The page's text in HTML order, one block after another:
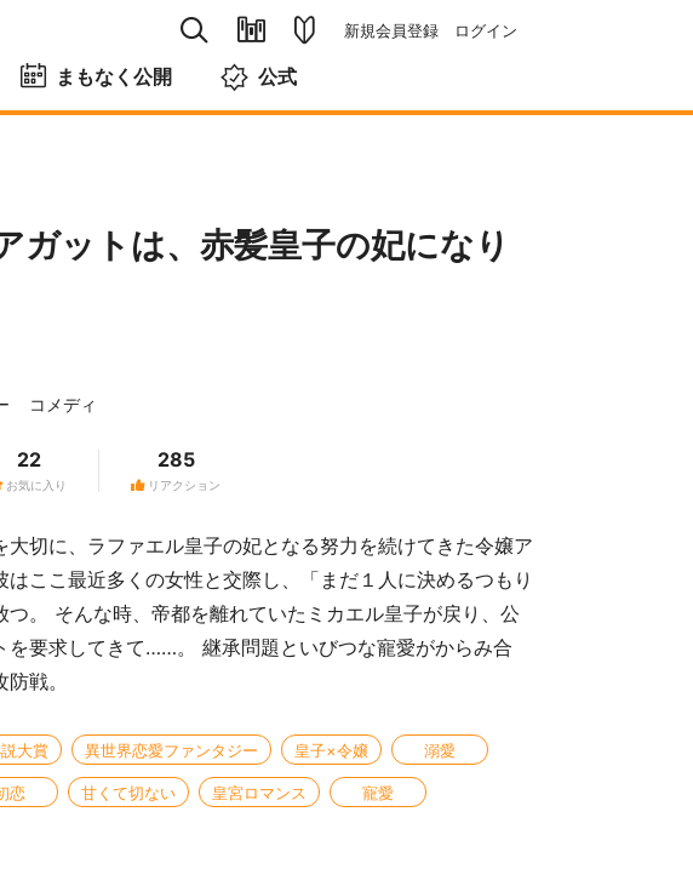
新規会員登録 ログイン
まもなく公開 公式
ガットは、赤髪皇子の妃になり
コメディ
お気に入り
22
リアクション
285
大切に、ラファエル皇子の妃となる努力を続けてきた令嬢ア
はここ最近多くの女性と交際し、「まだ１人に決めるつもり
つ。 そんな時、帝都を離れていたミカエル皇子が戻り、公
を要求してきて……。 継承問題といびつな寵愛がからみ合
戦。
大賞 異世界恋愛ファンタジー 皇子×令嬢 溺愛
恋 甘くて切ない 皇宮ロマンス 寵愛